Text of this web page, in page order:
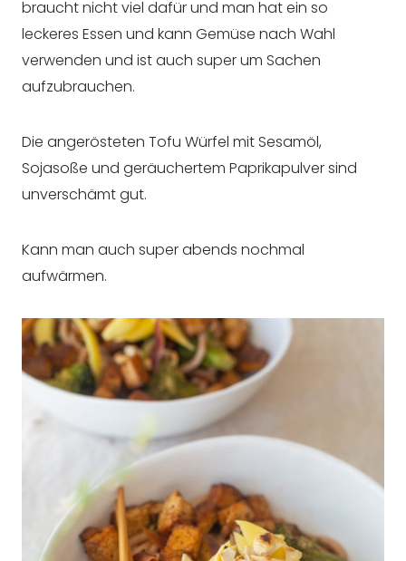
braucht nicht viel dafür und man hat ein so
leckeres Essen und kann Gemüse nach Wahl
verwenden und ist auch super um Sachen
aufzubrauchen.
Die angerösteten Tofu Würfel mit Sesamöl,
Sojasoße und geräuchertem Paprikapulver sind
unverschämt gut.
Kann man auch super abends nochmal
aufwärmen.